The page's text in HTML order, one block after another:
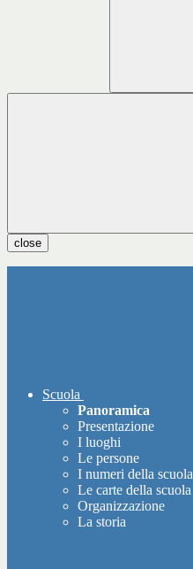
close
Scuola
Panoramica
Presentazione
I luoghi
Le persone
I numeri della scuola
Le carte della scuola
Organizzazione
La storia